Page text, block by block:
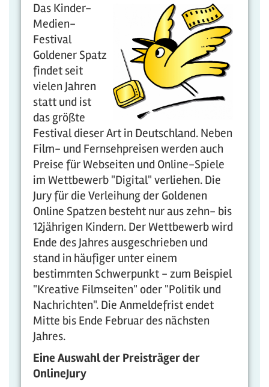
Das Kinder-
Medien-
Festival
Goldener Spatz
findet seit
vielen Jahren
statt und ist
das größte
Festival dieser Art in Deutschland. Neben
Film- und Fernsehpreisen werden auch
Preise für Webseiten und Online-Spiele
im Wettbewerb "Digital" verliehen. Die
Jury für die Verleihung der Goldenen
Online Spatzen besteht nur aus zehn- bis
12jährigen Kindern. Der Wettbewerb wird
Ende des Jahres ausgeschrieben und
stand in häufiger unter einem
bestimmten Schwerpunkt - zum Beispiel
"Kreative Filmseiten" oder "Politik und
Nachrichten". Die Anmeldefrist endet
Mitte bis Ende Februar des nächsten
Jahres.
Eine Auswahl der Preisträger der
OnlineJury